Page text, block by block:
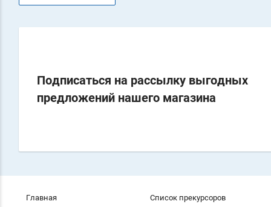
Подписаться на рассылку выгодных
предложений нашего магазина
Главная Список прекурсоров